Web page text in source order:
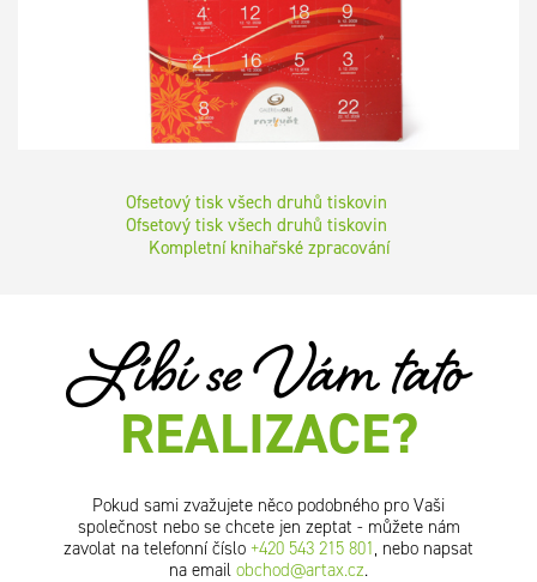
Ofsetový tisk všech druhů tiskovin
Ofsetový tisk všech druhů tiskovin
Kompletní knihařské zpracování
Líbí se Vám tato
REALIZACE?
Pokud sami zvažujete něco podobného pro Vaši
společnost nebo se chcete jen zeptat - můžete nám
zavolat na telefonní číslo +420 543 215 801 , nebo napsat
na email obchod@artax.cz.